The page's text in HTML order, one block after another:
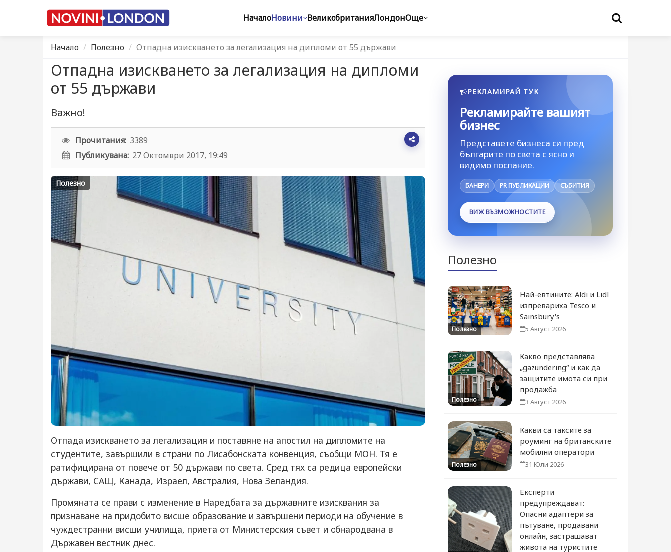
НачалоНовини ВеликобританияЛондонОще
Начало Полезно Отпадна изискването за легализация на дипломи от 55 държави
Отпадна изискването за легализация на дипломи
от 55 държави
Важно!
Прочитания: 3389
Публикувана: 27 Октомври 2017, 19:49
Полезно
Отпада изискването за легализация и поставяне на апостил на дипломите на
студентите, завършили в страни по Лисабонската конвенция, съобщи МОН. Тя е
ратифицирана от повече от 50 държави по света. Сред тях са редица европейски
държави, САЩ, Канада, Израел, Австралия, Нова Зеландия.
Промяната се прави с изменение в Наредбата за държавните изисквания за
признаване на придобито висше образование и завършени периоди на обучение в
чуждестранни висши училища, приета от Министерския съвет и обнародвана в
Държавен вестник днес.
РЕКЛАМИРАЙ ТУК
Рекламирайте вашият
бизнес
Представете бизнеса си пред
българите по света с ясно и
видимо послание.
БАНЕРИ PR ПУБЛИКАЦИИ СЪБИТИЯ
ВИЖ ВЪЗМОЖНОСТИТЕ
Полезно
Полезно
Най-евтините: Aldi и Lidl
изпревариха Tesco и
Sainsbury's
5 Август 2026
Полезно
Какво представлява
„gazundering“ и как да
защитите имота си при
продажба
3 Август 2026
Полезно
Какви са таксите за
роуминг на британските
мобилни оператори
31 Юли 2026
Експерти
предупреждават:
Опасни адаптери за
пътуване, продавани
онлайн, застрашават
живота на туристите